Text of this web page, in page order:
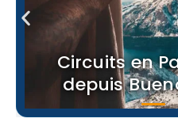
Circuits en
depuis